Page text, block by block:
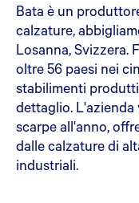
Bata è un
calzature,
Losanna, Svizzera.
oltre 56 paesi nei
stabilimenti
dettaglio. L'azienda
scarpe all'anno,
dalle calzature di
industriali.